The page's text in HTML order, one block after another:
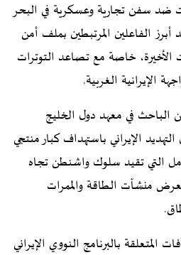
ضد سفن تجارية وعسكرية في البحر
الفاعلين المرتبطين بملف أمن
الأخيرة، خاصة مع تصاعد التوترات
الإيرانية الغربية.
الباحث في معهد دول الخليج
الإيراني باستهداف كبار منتجي
التي تقيد سلوك واشنطن تجاه
منشآت الطاقة والممرات
المتعلقة بالبرنامج النووي الإيراني